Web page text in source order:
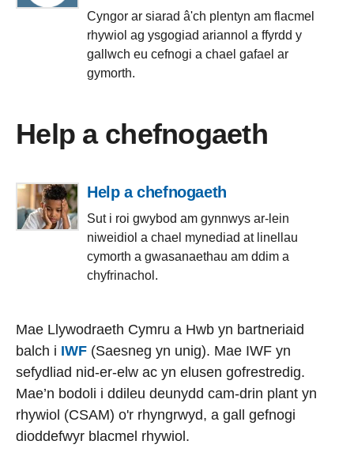
Cyngor ar siarad â'ch plentyn am flacmel
rhywiol ag ysgogiad ariannol a ffyrdd y
gallwch eu cefnogi a chael gafael ar
gymorth.
Help a chefnogaeth
Help a chefnogaeth
Sut i roi gwybod am gynnwys ar-lein
niweidiol a chael mynediad at linellau
cymorth a gwasanaethau am ddim a
chyfrinachol.
Mae Llywodraeth Cymru a Hwb yn bartneriaid
balch i IWF (Saesneg yn unig). Mae IWF yn
sefydliad nid-er-elw ac yn elusen gofrestredig.
Mae’n bodoli i ddileu deunydd cam-drin plant yn
rhywiol (CSAM) o'r rhyngrwyd, a gall gefnogi
dioddefwyr blacmel rhywiol.